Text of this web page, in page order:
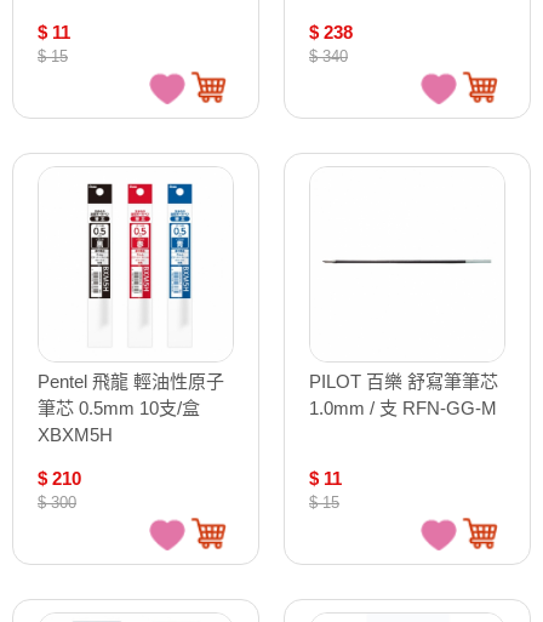
$ 11
$ 15
$ 238
$ 340
Pentel 飛龍 輕油性原子
筆芯 0.5mm 10支/盒
XBXM5H
$ 210
$ 300
PILOT 百樂 舒寫筆筆芯
1.0mm / 支 RFN-GG-M
$ 11
$ 15